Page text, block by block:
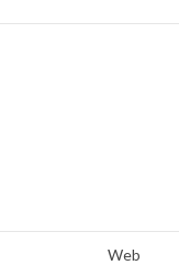
Web